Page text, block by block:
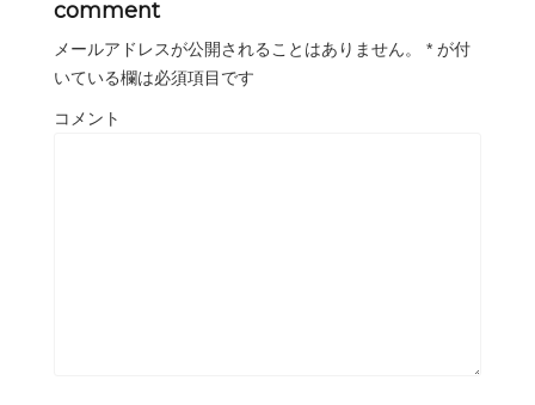
comment
メールアドレスが公開されることはありません。 * が付
いている欄は必須項目です
コメント